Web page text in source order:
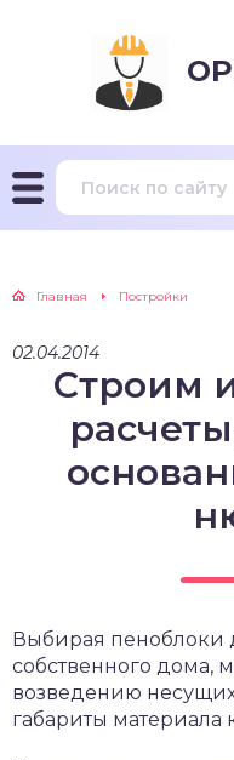
Главная Постройки
02.04.2014
Строим
Выбирая пеноблоки
собственного дома,
возведению
габариты материала